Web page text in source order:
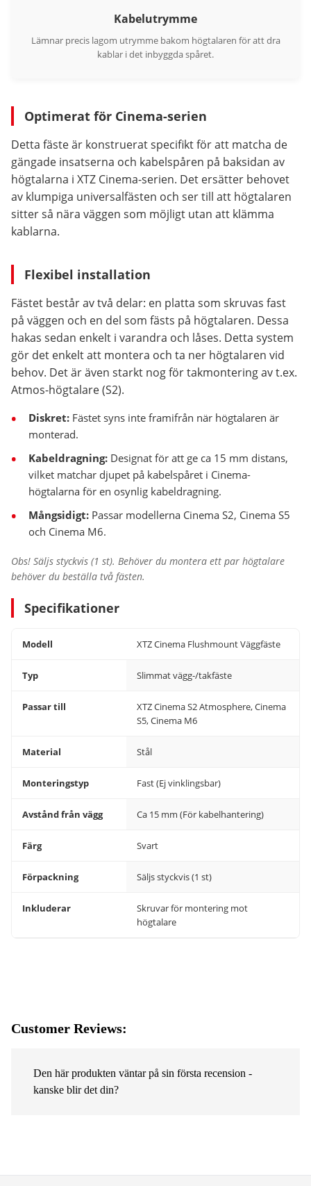
Kabelutrymme
Lämnar precis lagom utrymme bakom högtalaren för att dra
kablar i det inbyggda spåret.
Optimerat för Cinema-serien
Detta fäste är konstruerat specifikt för att matcha de
gängade insatserna och kabelspåren på baksidan av
högtalarna i XTZ Cinema-serien. Det ersätter behovet
av klumpiga universalfästen och ser till att högtalaren
sitter så nära väggen som möjligt utan att klämma
kablarna.
Flexibel installation
Fästet består av två delar: en platta som skruvas fast
på väggen och en del som fästs på högtalaren. Dessa
hakas sedan enkelt i varandra och låses. Detta system
gör det enkelt att montera och ta ner högtalaren vid
behov. Det är även starkt nog för takmontering av t.ex.
Atmos-högtalare (S2).
Diskret: Fästet syns inte framifrån när högtalaren är
monterad.
Kabeldragning: Designat för att ge ca 15 mm distans,
vilket matchar djupet på kabelspåret i Cinema-
högtalarna för en osynlig kabeldragning.
Mångsidigt: Passar modellerna Cinema S2, Cinema S5
och Cinema M6.
Obs! Säljs styckvis (1 st). Behöver du montera ett par högtalare
behöver du beställa två fästen.
Specifikationer
Modell XTZ Cinema Flushmount Väggfäste
Typ Slimmat vägg-/takfäste
Passar till
XTZ Cinema S2 Atmosphere, Cinema
S5, Cinema M6
Material Stål
Monteringstyp Fast (Ej vinklingsbar)
Avstånd från vägg Ca 15 mm (För kabelhantering)
Färg Svart
Förpackning Säljs styckvis (1 st)
Inkluderar
Skruvar för montering mot
högtalare
Customer Reviews:
Den här produkten väntar på sin första recension -
kanske blir det din?